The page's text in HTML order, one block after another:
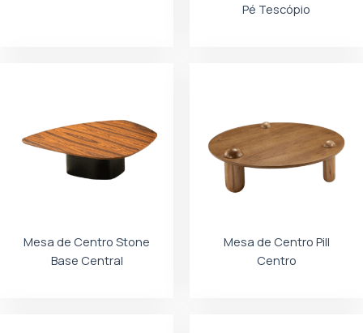
Pé Tescópio
Mesa de Centro Stone
Base Central
Mesa de Centro Pill
Centro